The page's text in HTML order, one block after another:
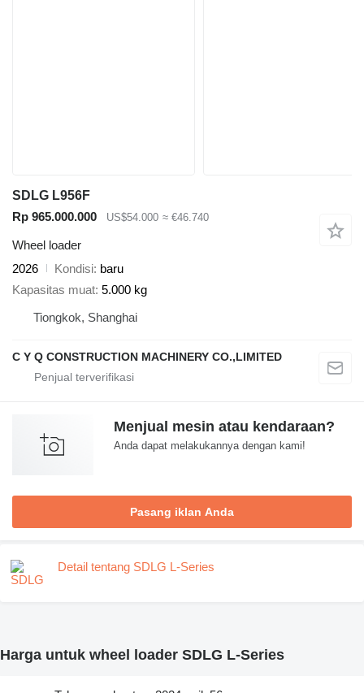
SDLG L956F
Rp 965.000.000
US$54.000 ≈ €46.740
Wheel loader
2026
Kondisi baru
Kapasitas muat 5.000 kg
Tiongkok, Shanghai
C Y Q CONSTRUCTION MACHINERY CO.,LIMITED
Menjual mesin atau kendaraan?
Anda dapat melakukannya dengan kami!
Pasang iklan Anda
Detail tentang SDLG L-Series
Harga untuk wheel loader SDLG L-Series